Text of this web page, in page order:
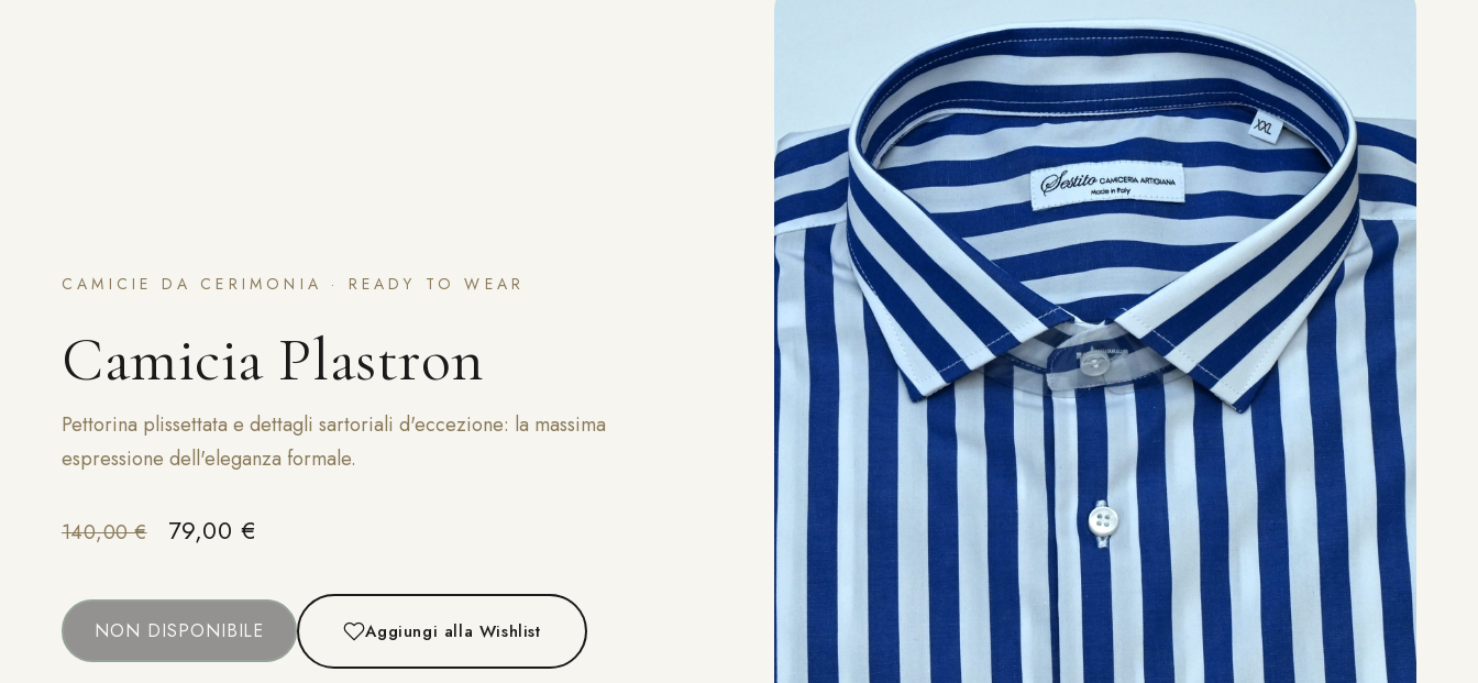
CAMICIE DA CERIMONIA · READY TO WEAR
Camicia Plastron
Pettorina plissettata e dettagli sartoriali d'eccezione: la massima
espressione dell'eleganza formale.
140,00€ Il prezzo originale era: 140,00 €.
79,00 €
NON DISPONIBILE Aggiungi alla Wishlist